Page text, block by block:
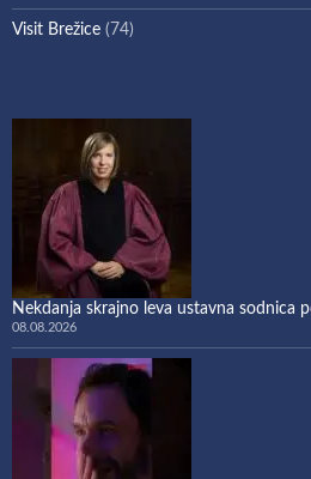
Visit Brežice (74)
Nekdanja skrajno leva ustavna sodnica
08.08.2026